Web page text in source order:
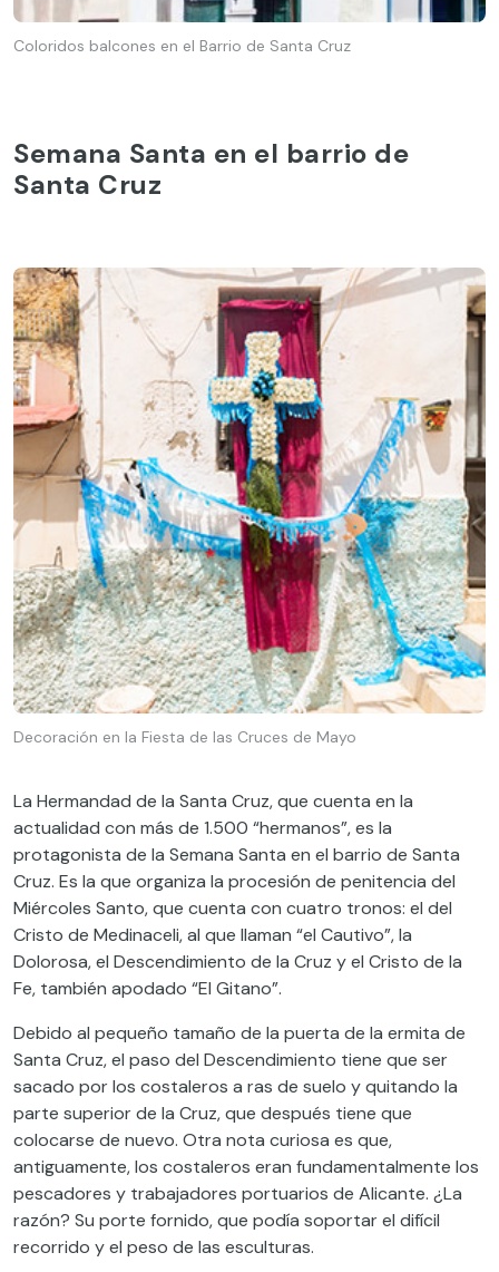
Coloridos balcones en el Barrio de Santa Cruz
Semana Santa en el barrio de
Santa Cruz
Decoración en la Fiesta de las Cruces de Mayo
La Hermandad de la Santa Cruz, que cuenta en la
actualidad con más de 1.500 “hermanos”, es la
protagonista de la Semana Santa en el barrio de Santa
Cruz. Es la que organiza la procesión de penitencia del
Miércoles Santo, que cuenta con cuatro tronos: el del
Cristo de Medinaceli, al que llaman “el Cautivo”, la
Dolorosa, el Descendimiento de la Cruz y el Cristo de la
Fe, también apodado “El Gitano”.
Debido al pequeño tamaño de la puerta de la ermita de
Santa Cruz, el paso del Descendimiento tiene que ser
sacado por los costaleros a ras de suelo y quitando la
parte superior de la Cruz, que después tiene que
colocarse de nuevo. Otra nota curiosa es que,
antiguamente, los costaleros eran fundamentalmente los
pescadores y trabajadores portuarios de Alicante. ¿La
razón? Su porte fornido, que podía soportar el difícil
recorrido y el peso de las esculturas.